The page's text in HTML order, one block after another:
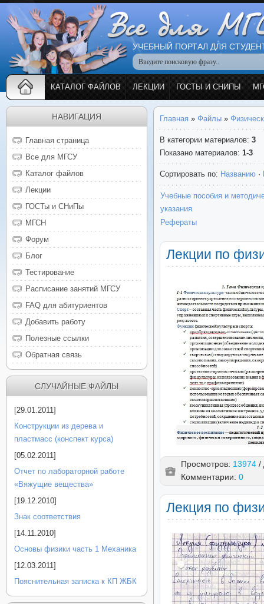
УЧЕБНЫЙ ПОРТАЛ ДЛЯ
КАТАЛОГ ФАЙЛОВ ЛЕКЦИИ ГОСТЫ И СНИПЫ
Главная » Файлы »
В категории материалов: 3
Показано материалов: 1-3
Сортировать по: Названию ·
Учебные пособия и
указания
Рефераты
Лекции по
Просмотров: 13974 /
Комментарии: 0
Лекция по
НАВИГАЦИЯ
Главная страница
Все для МГСУ
Каталог файлов
Лекции
ГОСТы и СНиПы
МГСН
Форум
Блог
Тестирование
Расписание занятий МГСУ
FAQ для абитуриентов
Добавить работу
Полезные ссылки
Обратная связь
СЛУЧАЙНЫЕ ФАЙЛЫ
[29.01.2011]
Конструкции из дерева и
пластмасс (конспект курса)
[05.02.2011]
Отчет по лабораторной работе
«Вяжущие вещества»
[19.12.2010]
Знак соответствия
[14.11.2010]
Основы физики часть 1 Механика
[12.03.2011]
Пояснительная записка к КП ЖБК